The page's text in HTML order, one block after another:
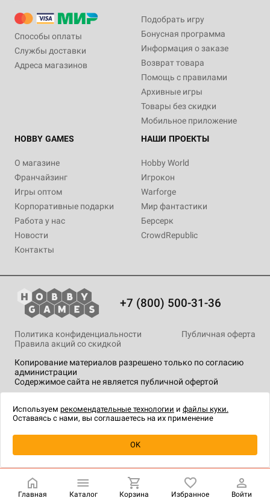
Купить
Способы оплаты
Службы доставки
Адреса магазинов
Подобрать игру
Бонусная программа
Информация о заказе
Возврат товара
Помощь с правилами
Архивные игры
Товары без скидки
Мобильное приложение
HOBBY GAMES
О магазине
Франчайзинг
Игры оптом
Корпоративные подарки
Работа у нас
Новости
Контакты
НАШИ ПРОЕКТЫ
Hobby World
Игрокон
Warforge
Мир фантастики
Берсерк
CrowdRepublic
+7 (800) 500-31-36
Копирование материалов разрешено только по согласию
администрации
Содержимое сайта не является публичной офертой
Политика конфиденциальности
Публичная оферта
Правила акций со скидкой
технологии.
Главная Каталог Корзина Избранное Войти
Используем рекомендательные технологии и файлы куки.
Оставаясь с нами, вы соглашаетесь на их применение
OK